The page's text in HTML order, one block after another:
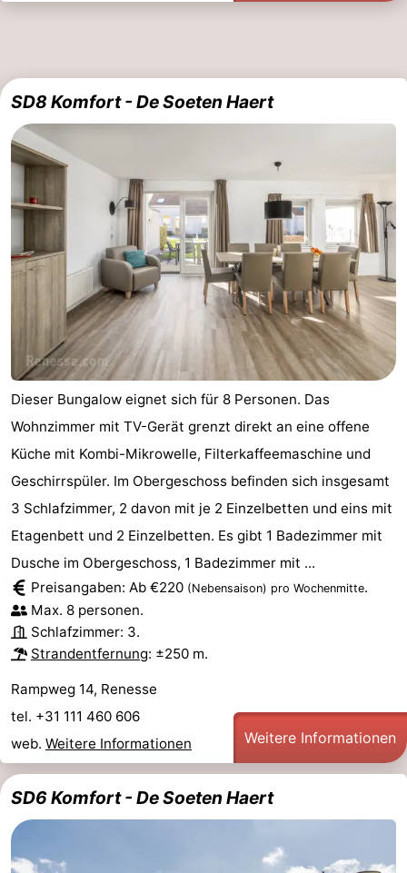
SD8 Komfort - De Soeten Haert
Dieser Bungalow eignet sich für 8 Personen. Das
Wohnzimmer mit TV-Gerät grenzt direkt an eine offene
Küche mit Kombi-Mikrowelle, Filterkaffeemaschine und
Geschirrspüler. Im Obergeschoss befinden sich insgesamt
3 Schlafzimmer, 2 davon mit je 2 Einzelbetten und eins mit
Etagenbett und 2 Einzelbetten. Es gibt 1 Badezimmer mit
Dusche im Obergeschoss, 1 Badezimmer mit ...
Preisangaben: Ab €220 (Nebensaison) pro Wochenmitte.
Max. 8 personen.
Schlafzimmer: 3.
Strandentfernung: ±250 m.
Rampweg 14, Renesse
tel. +31 111 460 606
web. Weitere Informationen Weitere Informationen
SD6 Komfort - De Soeten Haert